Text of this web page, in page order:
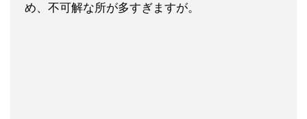
め、不可解な所が多すぎますが。